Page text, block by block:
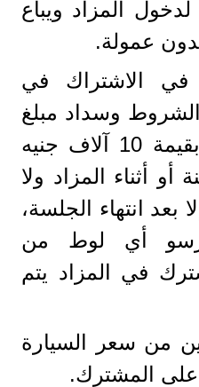
المزاد ويباع
عمولة.
الاشتراك في
وسداد مبلغ
تأمين دخول المزاد بقيمة 10 آلاف جنيه
أو أثناء المزاد ولا
بعد انتهاء الجلسة،
أي لوط من
في المزاد يتم
من سعر السيارة
المشترك.